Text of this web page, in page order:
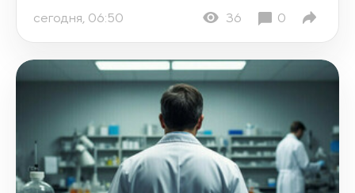
сегодня, 06:50 36 0